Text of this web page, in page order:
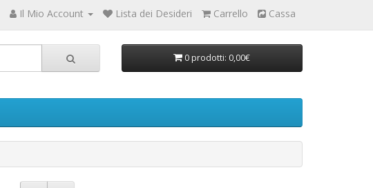
Il Mio Account Lista dei Desideri Carrello Cassa
0 prodotti: 0,00€